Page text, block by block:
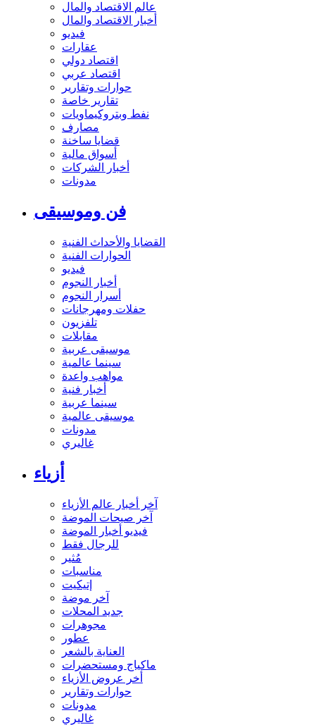
عالم الاقتصاد والمال
أخبار الاقتصاد والمال
فيديو
عقارات
اقتصاد دولي
اقتصاد عربي
حوارات وتقارير
تقارير خاصة
نفط وبتروكيماويات
مصارف
قضايا ساخنة
أسواق مالية
أخبار الشركات
مدونات
فن وموسيقى
القضايا والأحداث الفنية
الحوارات الفنية
فيديو
أخبار النجوم
أسرار النجوم
حفلات ومهرجانات
تلفزيون
مقابلات
موسيقى عربية
سينما عالمية
مواهب واعدة
أخبار فنية
سينما عربية
موسيقى عالمية
مدونات
غاليري
أزياء
آخر أخبار عالم الأزياء
آخر صيحات الموضة
فيديو أخبار الموضة
للرجال فقط
مُثير
مناسبات
إتيكيت
آخر موضة
جديد المحلات
مجوهرات
عطور
العناية بالشعر
ماكياج ومستحضرات
أخر عروض الأزياء
حوارات وتقارير
مدونات
غاليري